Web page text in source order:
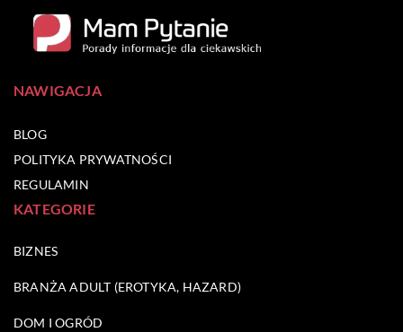
NAWIGACJA
BLOG
POLITYKA PRYWATNOŚCI
REGULAMIN
KATEGORIE
BIZNES
BRANŻA ADULT (EROTYKA, HAZARD)
DOM I OGRÓD